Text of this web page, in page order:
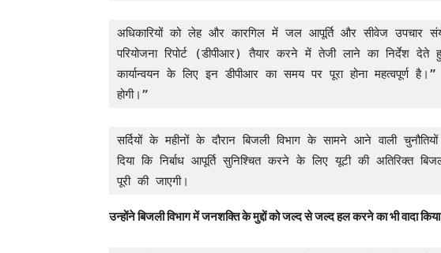
अधिकारियों को लेह और कारगिल में जल आपूर्ति और सीवेज उपचार
परियोजना रिपोर्ट (डीपीआर) तैयार करने में तेजी लाने का निर्देश
कार्यान्वयन के लिए इन डीपीआर का समय पर पूरा होना महत्वपूर्ण है।”
होगी।”
सर्दियों के महीनों के दौरान बिजली विभाग के सामने आने वाली
दिया कि निर्बाध आपूर्ति सुनिश्चित करने के लिए यूटी की अतिरिक्त
पूरी की जाएगी।
उन्होंने बिजली विभाग में जनशक्ति के मुद्दों को जल्द से जल्द हल करने का भी वादा